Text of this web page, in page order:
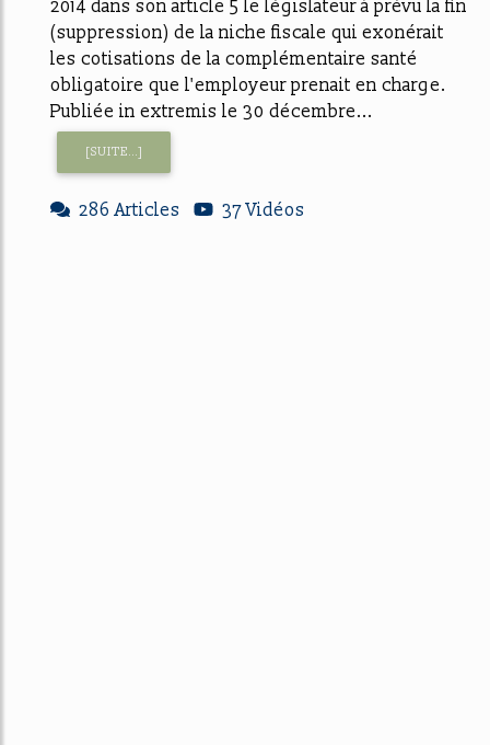
2014 dans son article 5 le législateur à prévu la fin
(suppression) de la niche fiscale qui exonérait
les cotisations de la complémentaire santé
obligatoire que l'employeur prenait en charge.
Publiée in extremis le 30 décembre...
[SUITE...]
286 Articles 37 Vidéos